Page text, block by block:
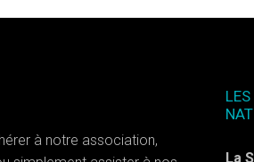
à notre association,
La